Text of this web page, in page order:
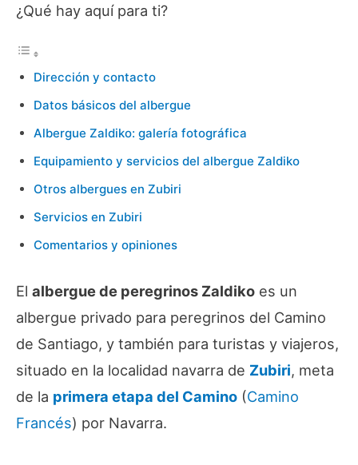
¿Qué hay aquí para ti?
Dirección y contacto
Datos básicos del albergue
Albergue Zaldiko: galería fotográfica
Equipamiento y servicios del albergue Zaldiko
Otros albergues en Zubiri
Servicios en Zubiri
Comentarios y opiniones
El albergue de peregrinos Zaldiko es un
albergue privado para peregrinos del Camino
de Santiago, y también para turistas y viajeros,
situado en la localidad navarra de Zubiri, meta
de la primera etapa del Camino (Camino
Francés) por Navarra.